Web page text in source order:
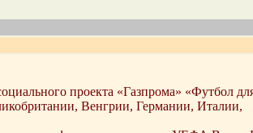
проекта «Газпрома» «Футбол
Венгрии, Германии, Италии,